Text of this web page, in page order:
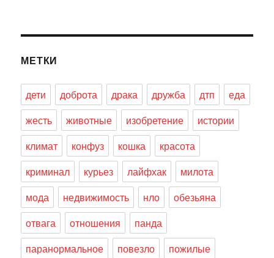
МЕТКИ
дети доброта драка дружба дтп
еда
жесть
животные изобретение
истории
климат
конфуз кошка
красота
криминал
курьез лайфхак
милота
мода
недвижимость нло
обезьяна
отвага
отношения
панда
паранормальное
повезло
пожилые